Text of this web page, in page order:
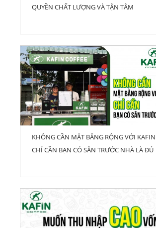
QUYỀN CHẤT LƯỢNG VÀ TẬN TÂM
KHÔNG CẦN MẶT BẰNG RỘNG VỚI KAFIN
CHỈ CẦN BẠN CÓ SÂN TRƯỚC NHÀ LÀ ĐỦ